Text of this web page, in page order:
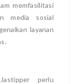
memfasilitasi
media sosial
layanan
perlu